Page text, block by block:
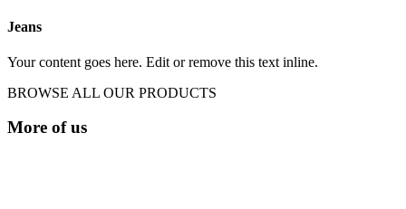
Jeans
Your content goes here. Edit or remove this text inline.
BROWSE ALL OUR PRODUCTS
More of us